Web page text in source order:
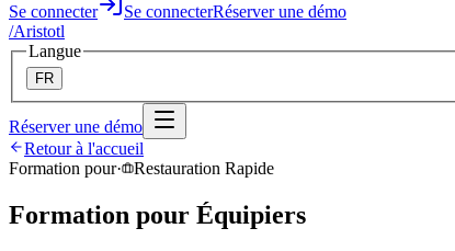
Se connecter Se connecterRéserver une démo
/Aristotl
Langue
FR
Réserver une démo
Retour à l'accueil
Formation pour· Restauration Rapide
Formation pour Équipiers